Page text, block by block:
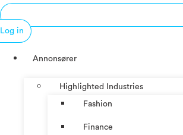
Log in
Annonsører
Highlighted Industries
Fashion
Finance